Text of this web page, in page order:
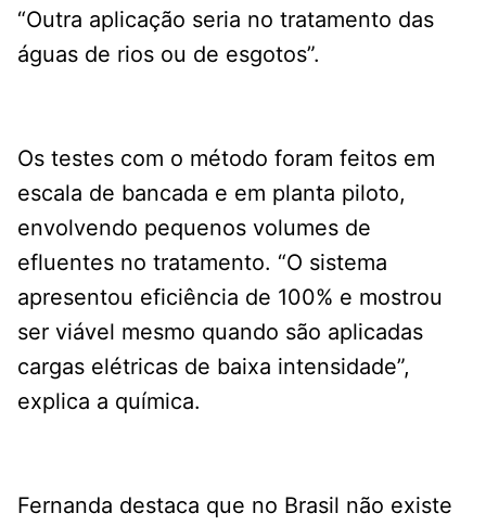
“Outra aplicação seria no tratamento das
águas de rios ou de esgotos”.
Os testes com o método foram feitos em
escala de bancada e em planta piloto,
envolvendo pequenos volumes de
efluentes no tratamento. “O sistema
apresentou eficiência de 100% e mostrou
ser viável mesmo quando são aplicadas
cargas elétricas de baixa intensidade”,
explica a química.
Fernanda destaca que no Brasil não existe